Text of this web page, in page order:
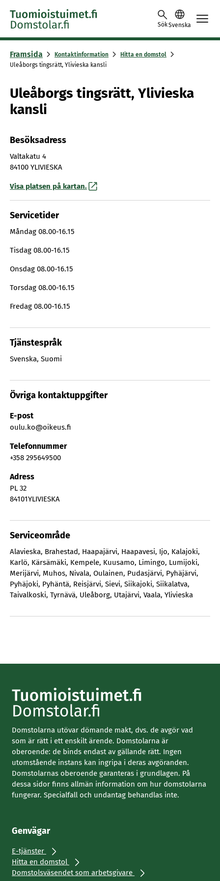
Skip to content -saavutettavuusohje
SökSvenska
Framsida Kontaktinformation
Hitta en domstol
Uleåborgs tingsrätt, Ylivieska kansli
Uleåborgs tingsrätt, Ylivieska
kansli
Besöksadress
Valtakatu 4
84100 YLIVIESKA
Visa platsen på kartan.
Servicetider
Måndag 08.00-16.15
Tisdag 08.00-16.15
Onsdag 08.00-16.15
Torsdag 08.00-16.15
Fredag 08.00-16.15
Tjänstespråk
Svenska, Suomi
Övriga kontaktuppgifter
E-post
oulu.ko@oikeus.fi
Telefonnummer
+358 295649500
Adress
PL 32
84101YLIVIESKA
Serviceområde
Alavieska, Brahestad, Haapajärvi, Haapavesi, Ijo, Kalajoki,
Karlö, Kärsämäki, Kempele, Kuusamo, Limingo, Lumijoki,
Merijärvi, Muhos, Nivala, Oulainen, Pudasjärvi, Pyhäjärvi,
Pyhäjoki, Pyhäntä, Reisjärvi, Sievi, Siikajoki, Siikalatva,
Taivalkoski, Tyrnävä, Uleåborg, Utajärvi, Vaala, Ylivieska
Domstolarna utövar dömande makt, dvs. de avgör vad
som är rätt i ett enskilt ärende. Domstolarna är
oberoende: de binds endast av gällande rätt. Ingen
utomstående instans kan ingripa i deras avgöranden.
Domstolarnas oberoende garanteras i grundlagen. På
dessa sidor finns allmän information om hur domstolarna
fungerar. Specialfall och undantag behandlas inte.
Genvägar
E-tjänster
Hitta en domstol
Domstolsväsendet som arbetsgivare